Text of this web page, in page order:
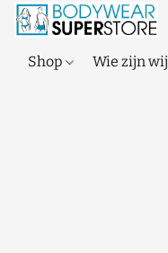
Shop Wie zijn wij